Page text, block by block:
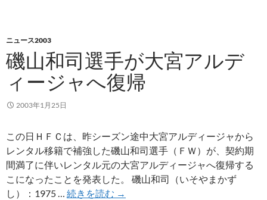
キ
ッ
プ
ニュース2003
磯山和司選手が大宮アルデ
ィージャへ復帰
2003年1月25日
この日ＨＦＣは、昨シーズン途中大宮アルディージャから
レンタル移籍で補強した磯山和司選手（ＦＷ）が、契約期
間満了に伴いレンタル元の大宮アルディージャへ復帰する
こになったことを発表した。 磯山和司（いそやまかず
し）：1975 … 続きを読む 磯
→